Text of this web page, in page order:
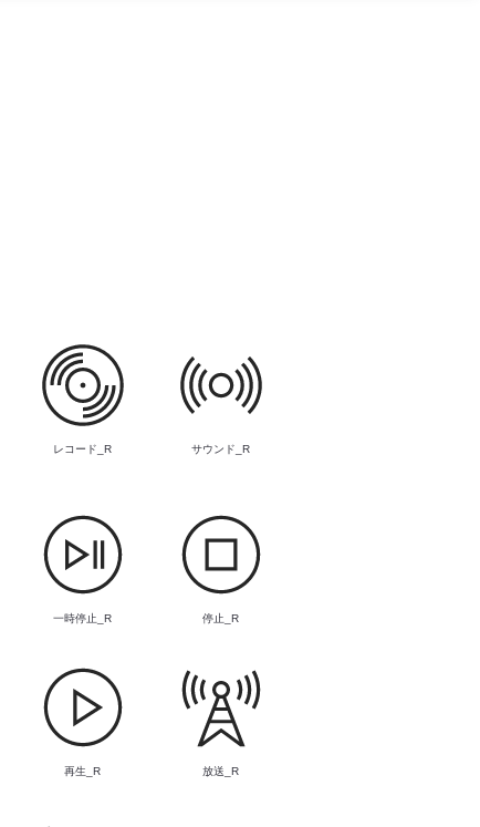
レコード_R サウンド_R
一時停止_R 停止_R
再生_R 放送_R